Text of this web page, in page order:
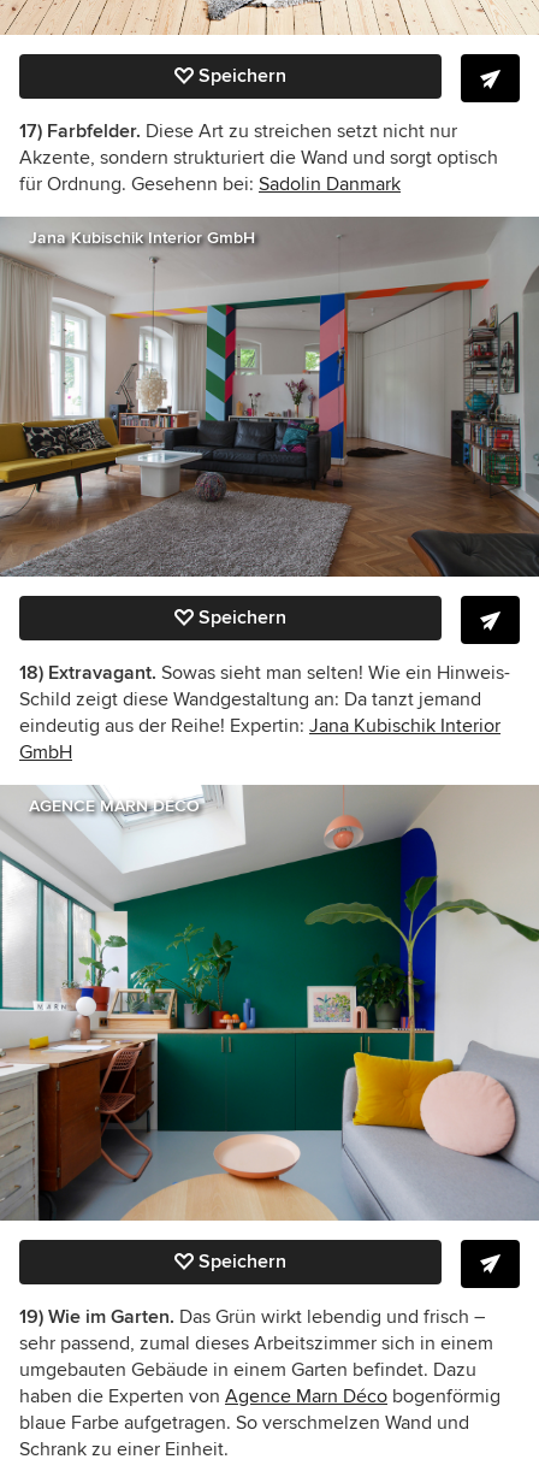
Speichern
17) Farbfelder. Diese Art zu streichen setzt nicht nur
Akzente, sondern strukturiert die Wand und sorgt optisch
für Ordnung. Gesehenn bei: Sadolin Danmark
Jana Kubischik Interior GmbH
Speichern
18) Extravagant. Sowas sieht man selten! Wie ein Hinweis-
Schild zeigt diese Wandgestaltung an: Da tanzt jemand
eindeutig aus der Reihe! Expertin: Jana Kubischik Interior
GmbH
AGENCE MARN DÉCO
Speichern
19) Wie im Garten. Das Grün wirkt lebendig und frisch –
sehr passend, zumal dieses Arbeitszimmer sich in einem
umgebauten Gebäude in einem Garten befindet. Dazu
haben die Experten von Agence Marn Déco bogenförmig
blaue Farbe aufgetragen. So verschmelzen Wand und
Schrank zu einer Einheit.